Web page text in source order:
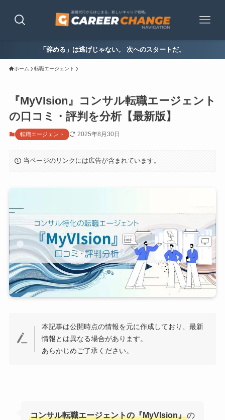
「辞める」は逃げじゃない。 次へのスタートだ。
ホーム 転職エージェント
『MyVIsion』コンサル転職エージェント
の口コミ・評判を分析【最新版】
転職エージェント 2025年8月30日
当ページのリンクには広告が含まれています。
本記事は公開時点の情報を元に作成しており、最新
情報とは異なる場合があります。
あらかじめご了承ください。
コンサル転職エージェントの『MyVIsion』の